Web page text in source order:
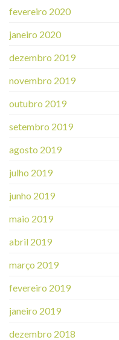
fevereiro 2020
janeiro 2020
dezembro 2019
novembro 2019
outubro 2019
setembro 2019
agosto 2019
julho 2019
junho 2019
maio 2019
abril 2019
março 2019
fevereiro 2019
janeiro 2019
dezembro 2018